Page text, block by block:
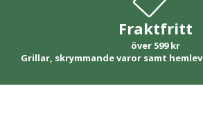
Fraktfritt
över 599 kr
Grillar, skrymmande varor samt